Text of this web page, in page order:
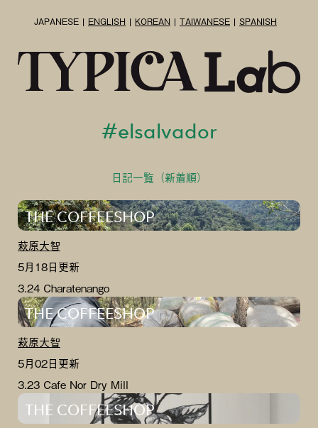
JAPANESE ENGLISH KOREAN TAIWANESE SPANISH
#elsalvador
日記一覧（新着順）
THE COFFEESHOP
萩原大智
5月18日更新
3.24 Charatenango
THE COFFEESHOP
萩原大智
5月02日更新
3.23 Cafe Nor Dry Mill
THE COFFEESHOP